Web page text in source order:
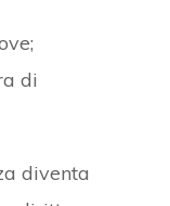
di
diventa